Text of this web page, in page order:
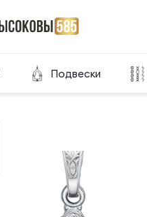
Подвески
Склад готовой продукции